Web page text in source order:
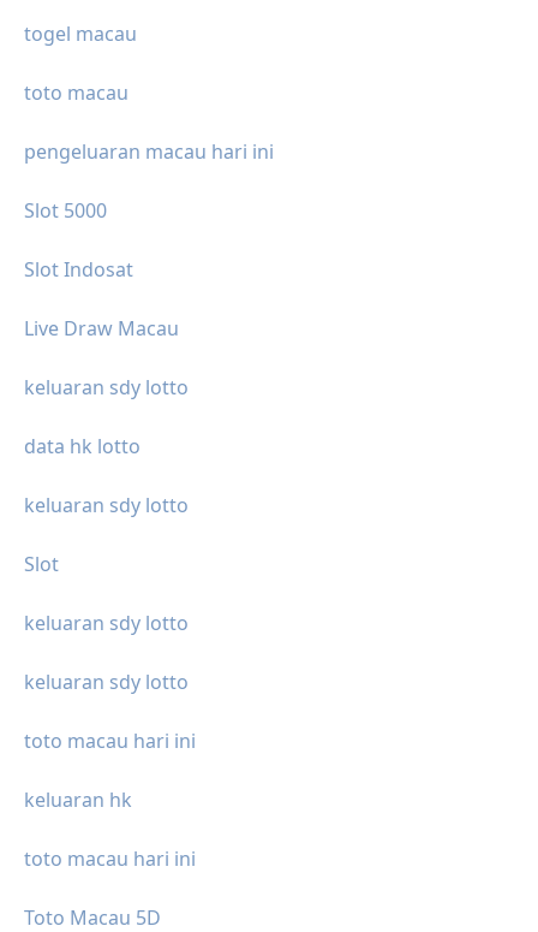
togel macau
toto macau
pengeluaran macau hari ini
Slot 5000
Slot Indosat
Live Draw Macau
keluaran sdy lotto
data hk lotto
keluaran sdy lotto
Slot
keluaran sdy lotto
keluaran sdy lotto
toto macau hari ini
keluaran hk
toto macau hari ini
Toto Macau 5D